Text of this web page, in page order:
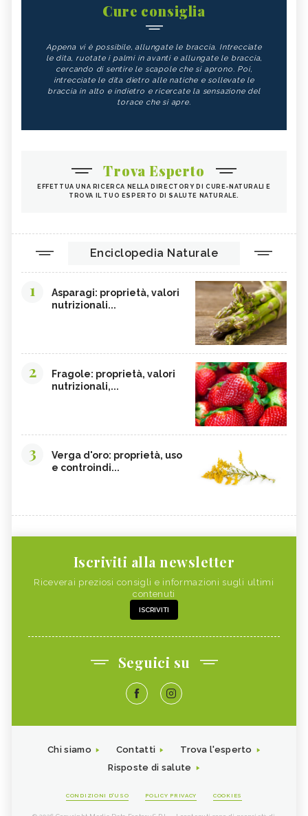
Cure consiglia
Appena vi è possibile, allungate le braccia. Intrecciate
le dita, ruotate i palmi in avanti e allungate le braccia,
cercando di sentire le scapole che si aprono. Poi,
intrecciate le dita dietro alle natiche e sollevate le
braccia in alto e indietro e ricercate la sensazione del
torace che si apre.
Trova Esperto
EFFETTUA UNA RICERCA NELLA DIRECTORY DI CURE-NATURALI E
TROVA IL TUO ESPERTO DI SALUTE NATURALE.
Enciclopedia Naturale
1
Asparagi: proprietà, valori
nutrizionali...
2
Fragole: proprietà, valori
nutrizionali,...
3
Verga d'oro: proprietà, uso
e controindi...
Iscriviti alla newsletter
Riceverai preziosi consigli e informazioni sugli ultimi
contenuti
ISCRIVITI
Seguici su
Chi siamo Contatti
Trova l'esperto
Risposte di salute
CONDIZIONI D'USO POLICY PRIVACY COOKIES